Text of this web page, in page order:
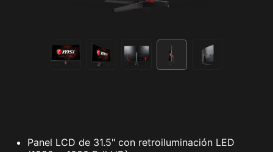
Panel LCD de 31.5" con retroiluminación LED